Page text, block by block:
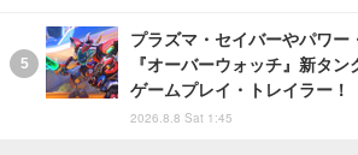
プラズマ・セイバーやパワー
『オーバーウォッチ』新タ
ゲームプレイ・トレイラー！
2026.8.8 Sat 1:45